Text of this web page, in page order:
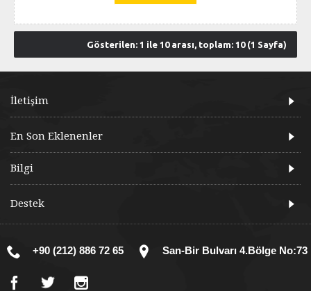
Gösterilen: 1 ile 10 arası, toplam: 10 (1 Sayfa)
İletişim
En Son Eklenenler
Bilgi
Destek
+90 (212) 886 72 65 San-Bir Bulvarı 4.Bölge No:73